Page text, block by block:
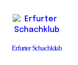
content
Erfurter Schachklub